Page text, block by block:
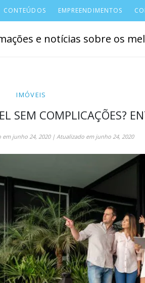
CONTEÚDOS EMPREENDIMENTOS
e notícias sobre os
IMÓVEIS
SEM COMPLICAÇÕES?
em junho 24, 2020| Atualizado em junho 24, 2020